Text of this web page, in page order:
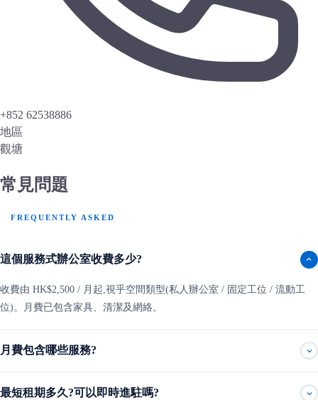
+852 62538886
地區
觀塘
常見問題
FREQUENTLY ASKED
這個服務式辦公室收費多少?
收費由 HK$2,500 / 月起,視乎空間類型(私人辦公室 / 固定工位 / 流動工
位)。月費已包含家具、清潔及網絡。
月費包含哪些服務?
最短租期多久?可以即時進駐嗎?